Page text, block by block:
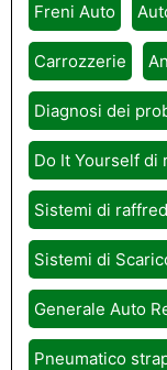
Freni Auto
Carrozzerie
Diagnosi dei
Do It Yourself di
Sistemi di
Sistemi di
Generale Auto
Pneumatico